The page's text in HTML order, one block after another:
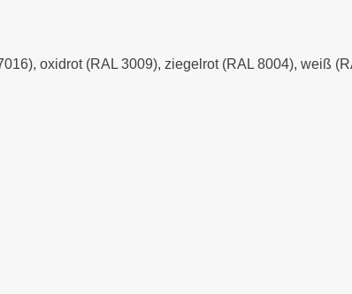
oxidrot (RAL 3009), ziegelrot (RAL 8004), weiß